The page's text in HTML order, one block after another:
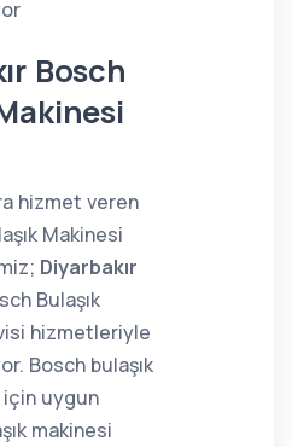
Bosch
hizmet veren
Makinesi
Diyarbakır
Bulaşık
hizmetleriyle
Bosch bulaşık
uygun
makinesi